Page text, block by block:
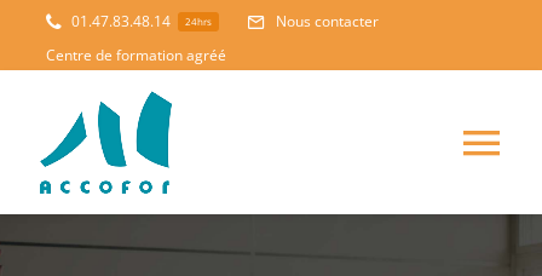
01.47.83.48.14 24hrs
Nous contacter
Centre de formation agréé
ACCUEIL